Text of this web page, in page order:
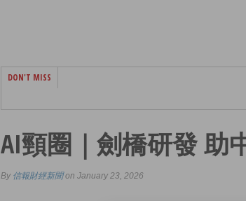
DON'T MISS
AI頸圈｜劍橋研發 助
By 信報財經新聞on January 23, 2026